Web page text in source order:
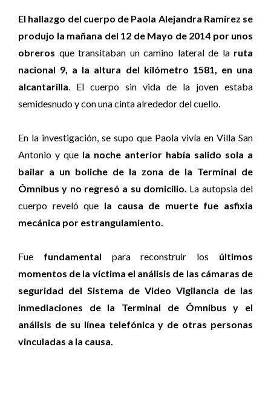
El hallazgo del cuerpo de Paola Alejandra Ramírez se
produjo la mañana del 12 de Mayo de 2014 por unos
obreros que transitaban un camino lateral de la ruta
nacional 9, a la altura del kilómetro 1581, en una
alcantarilla. El cuerpo sin vida de la joven estaba
semidesnudo y con una cinta alrededor del cuello.
En la investigación, se supo que Paola vivía en Villa San
Antonio y que la noche anterior había salido sola a
bailar a un boliche de la zona de la Terminal de
Ómnibus y no regresó a su domicilio. La autopsia del
cuerpo reveló que la causa de muerte fue asfixia
mecánica por estrangulamiento.
Fue fundamental para reconstruir los últimos
momentos de la víctima el análisis de las cámaras de
seguridad del Sistema de Video Vigilancia de las
inmediaciones de la Terminal de Ómnibus y el
análisis de su línea telefónica y de otras personas
vinculadas a la causa.